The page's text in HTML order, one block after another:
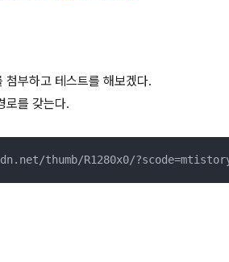
첨부하고 테스트를 해보겠다.
로를 갖는다.
thumb/R1280x0/